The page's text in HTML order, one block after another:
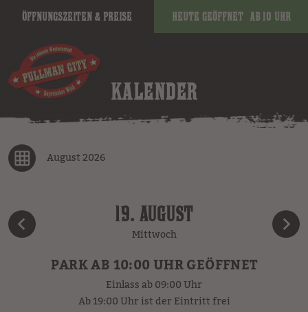
Öffnungszeiten & Preise Heute geöffnet ab 10 Uhr
KALENDER
August 2026
19. AUGUST
Mittwoch
PARK AB 10:00 UHR GEÖFFNET
Einlass ab 09:00 Uhr
Ab 19:00 Uhr ist der Eintritt frei